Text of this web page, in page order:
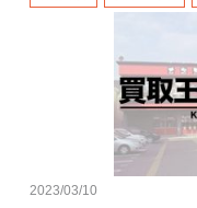
2023/03/10